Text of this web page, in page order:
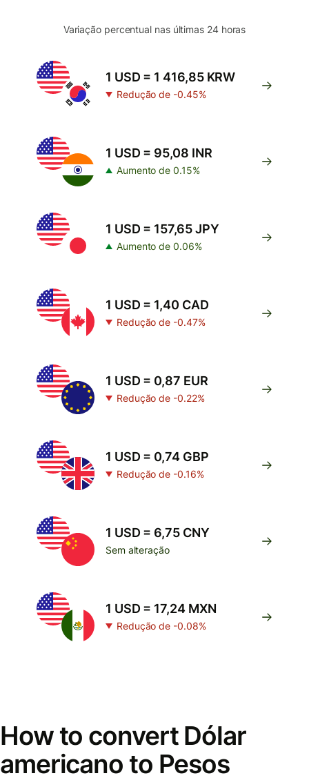
Variação percentual nas últimas 24 horas
1 USD = 1 416,85 KRW
Redução de -0.45%
1 USD = 95,08 INR
Aumento de 0.15%
1 USD = 157,65 JPY
Aumento de 0.06%
1 USD = 1,40 CAD
Redução de -0.47%
1 USD = 0,87 EUR
Redução de -0.22%
1 USD = 0,74 GBP
Redução de -0.16%
1 USD = 6,75 CNY
Sem alteração
1 USD = 17,24 MXN
Redução de -0.08%
How to convert Dólar
americano to Pesos